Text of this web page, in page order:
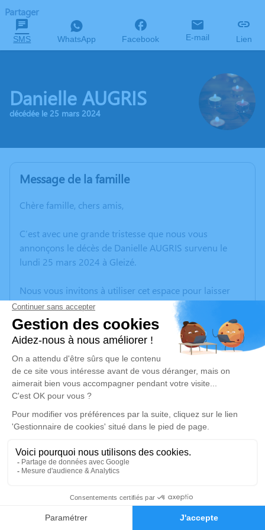
Faire-part Hommages
Partager
SMS WhatsApp Facebook E-mail Lien
Danielle AUGRIS
décédée le 25 mars 2024
Message de la famille
Chère famille, chers amis,
C’est avec une grande tristesse que nous vous
annonçons le décès de Danielle AUGRIS survenu le
lundi 25 mars 2024 à Gleizé.
Nous vous invitons à utiliser cet espace pour laisser
vos condoléances, partager des photos souvenirs, une
anecdote ou exprimer vos pensées à travers des
poèmes ou des textes. Cet endroit est un lieu
d'expression dédié à honorer la mémoire de Danielle
AUGRIS.
Un service de plantation d’arbre hommage est
disponible ici
Cérémonie
CREMATORIUM DE GLEIZE 2740 rte de Montmelas
69400 Gleizé